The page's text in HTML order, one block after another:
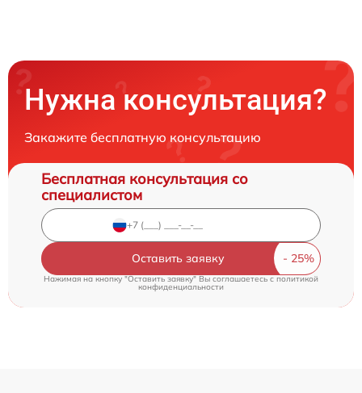
Нужна консультация?
Закажите бесплатную консультацию
Бесплатная консультация со
специалистом
Оставить заявку
Нажимая на кнопку "Оставить заявку" Вы соглашаетесь cполитикой
конфиденциальности